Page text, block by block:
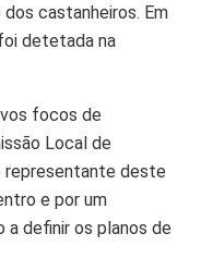
castanheiros. Em
detetada na
focos de
Local de
representante deste
e por um
definir os planos de